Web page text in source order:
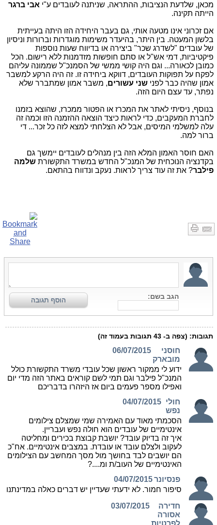
מכאן, שלדעת הנציבות, ההתראה, שניתנה לעובדים ע"י אבי ברגר
הייתה תקינה.
אם זכרוני אינו מטעה אותי, גם בעבר היחידה הזו היתה בעייתית
בלשון המעטה. בין היתר, בהיעדר משימות מוגדרות וברורות וניסיון
של עובדים "לשדרג שכר" ביצירה או בדיווח שעות נוספות
פיקטיביות, דמי אש"ל או סתם חופשות מזדמנות ללא רישום. הכל
כמובן לכאורה... וגם היה קושי ממשי של הסמנכ"ל שממונה עליהם
לפקח על תפוקות העובדים, דווקא ביחידה זו. זה היה הרקע למשבר
אמון שהיה כבר לפני שני עשורים, משבר אמון שמתברר שלא
נפתר, עד עצם היום הזה.
בנוסף, ניסיתי לאתר את המכרז או הפטור ממכרז, שהוצא בזמנו
לחברת המעקבים, כדי לראות כיצד הוצאה ההזמנה הזו וכמה זה
עלה למשלמי המיסים, אבל לא הצלחתי למצא לזה כל זכר... די
ברור למה.
האם חוסר האמון המלא הזה בין מנהלים לעובדים יימשך גם
בקדנציה הנוכחית של המנכ"ל החדש במשרד התקשורת שלמה
פילבר? את זה עוד צריך לראות. נעקב ונדווח בהתאם.